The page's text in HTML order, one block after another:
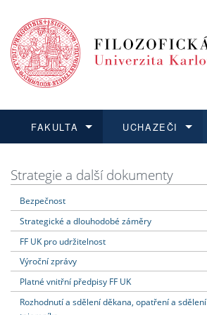
FAKULTA
Dozvědět se více
UCHAZEČI
Podat přihlášku
Dozvědět se více
Dozvědět se více
Dozvědět se více
Strategie a další dokumenty
Bezpečnost
Strategické a dlouhodobé záměry
FF UK pro udržitelnost
Výroční zprávy
Platné vnitřní předpisy FF UK
Rozhodnutí a sdělení děkana, opatření a sdělení